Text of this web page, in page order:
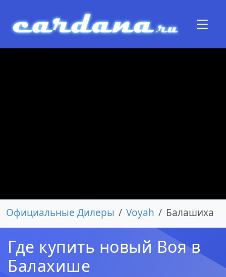
Официальные Дилеры Voyah Балашиха
Где купить новый Воя в
Балахише